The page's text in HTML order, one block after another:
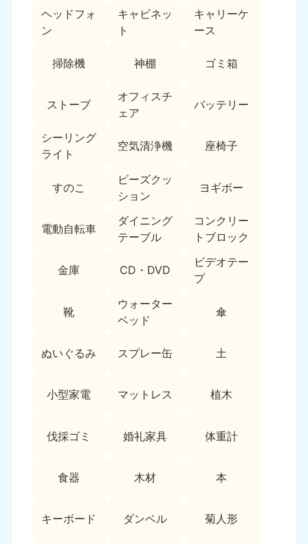
ヘッドフォ
ン
キャビネッ
ト
キャリーケ
ース
掃除機 神棚 ゴミ箱
ストーブ
オフィスチ
ェア
バッテリー
シーリング
ライト
空気清浄機 座椅子
すのこ
ビーズクッ
ション
ヨギボー
電動自転車
ダイニング
テーブル
コンクリー
トブロック
金庫 CD・DVD
ビデオテー
プ
靴
ウォーター
ベッド
傘
ぬいぐるみ スプレー缶 土
小型家電 マットレス 植木
伐採ゴミ 婚礼家具 体重計
食器 木材 本
キーボード ダンベル 菊人形
福島県
050-1881-5271
東京都
050-1881-5265
9:00〜19:00 年中無休
神奈川県
050-1881-5268
9:00〜19:00 年中無休
050-1881-5266
9:00〜19:00 年中無休
栃木県
050-1881-5270
茨城県
050-1881-5269
9:00〜19:00 年中無休
050-1881-5267
9:00〜19:00 年中無休
050-1881-5255
9:00〜19:00 年中無休
050-1881-5259
9:00〜19:00 年中無休
静岡県 長野県
050-1881-5258
9:00〜19:00 年中無休
050-1881-5261
9:00〜19:00 年中無休